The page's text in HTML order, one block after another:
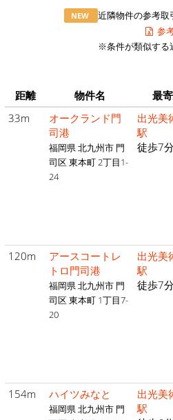
NEW
近隣物件の参考取
参
※条件が類似する
距離 物件名 最
33m
オークランド門
司港
福岡県 北九州市 門
司区 東本町 2丁目1-
24
出光美
駅
徒歩7
120m
アースコートレ
トロ門司港
福岡県 北九州市 門
司区 東本町 1丁目7-
20
出光美
駅
徒歩7
154m ハイツみなと
福岡県 北九州市 門
出光美
駅